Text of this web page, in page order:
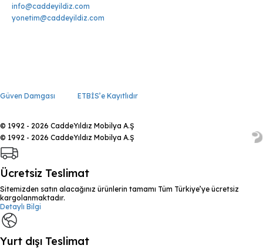
info@caddeyildiz.com
yonetim@caddeyildiz.com
Güven Damgası ETBİS’e Kayıtlıdır
© 1992 - 2026 CaddeYıldız Mobilya A.Ş
© 1992 - 2026 CaddeYıldız Mobilya A.Ş
Ücretsiz Teslimat
Sitemizden satın alacağınız ürünlerin tamamı Tüm Türkiye’ye ücretsiz
kargolanmaktadır.
Detaylı Bilgi
Yurt dışı Teslimat